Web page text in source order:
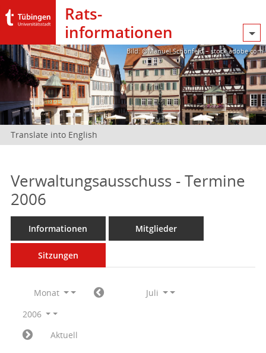
Rats­
informationen
Bild: @Manuel Schönfeld – stock.adobe.com
Translate into English
Verwaltungsausschuss - Termine
2006
Informationen Mitglieder
Sitzungen
Monat
Juli
2006
Aktuell